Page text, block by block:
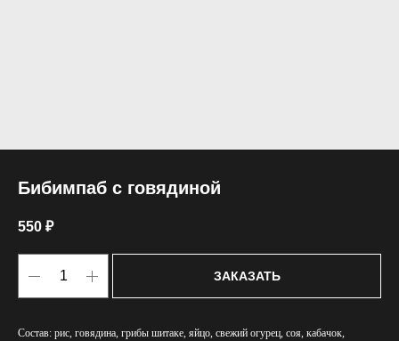
Бибимпаб с говядиной
550 ₽
ЗАКАЗАТЬ
Состав: рис, говядина, грибы шитаке, яйцо, свежий огурец, соя, кабачок,